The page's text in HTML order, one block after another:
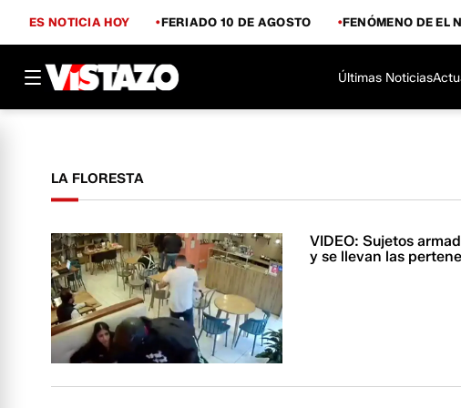
ES NOTICIA HOY FERIADO 10 DE AGOSTO FENÓMENO DE EL
Últimas Noticias
LA FLORESTA
VIDEO: Sujetos
y se llevan las